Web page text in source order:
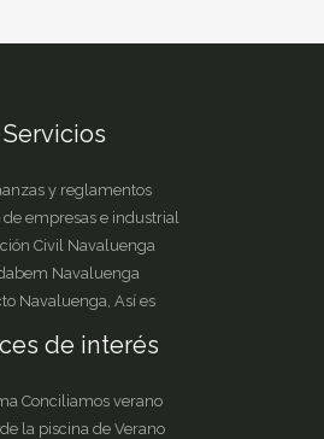
Servicios
y reglamentos
empresas e industrial
Civil Navaluenga
Navaluenga
Navaluenga, Así es
de interés
Conciliamos verano
la piscina de Verano